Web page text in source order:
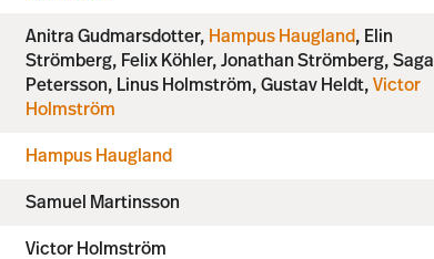
Anitra Gudmarsdotter, Hampus Haugland, Elin
Strömberg, Felix Köhler, Jonathan Strömberg, Saga
Petersson, Linus Holmström, Gustav Heldt, Victor
Holmström
Hampus Haugland
Samuel Martinsson
Victor Holmström